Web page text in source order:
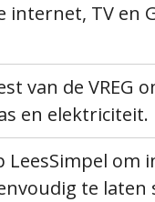
internet, TV en
van de VREG
en elektriciteit.
LeesSimpel om
te laten